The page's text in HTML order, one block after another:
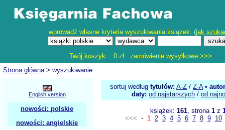
wprowadź własne kryteria wyszukiwania książek: (jak
Twój koszyk: 0 zł zamówienie wysyłkowe >>>
Strona główna> wyszukiwanie
English version
nowości: polskie
nowości: angielskie
sortuj według tytułów: A-Z / Z-A•
daty: od najstarszych / od
książek: 161, strona 1z
<<< - 1 2 3 4 5 6 7 8 9 10